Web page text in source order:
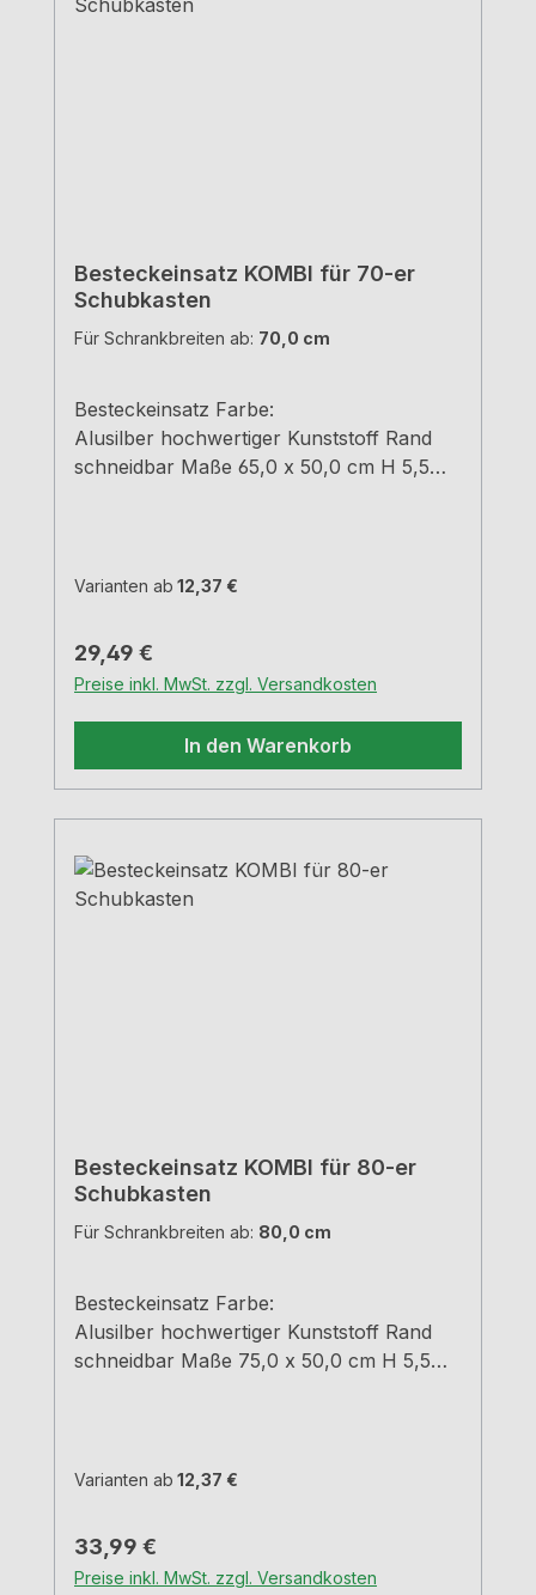
Besteckeinsatz KOMBI für 70-er
Schubkasten
Für Schrankbreiten ab: 70,0 cm
Besteckeinsatz Farbe:
Alusilber hochwertiger Kunststoff Rand
schneidbar Maße 65,0 x 50,0 cm H 5,5
Varianten ab 12,37 €
Regulärer Preis:
29,49 €
Preise inkl. MwSt. zzgl. Versandkosten
In den Warenkorb
Besteckeinsatz KOMBI für 80-er
Schubkasten
Für Schrankbreiten ab: 80,0 cm
Besteckeinsatz Farbe:
Alusilber hochwertiger Kunststoff Rand
schneidbar Maße 75,0 x 50,0 cm H 5,5
Varianten ab 12,37 €
Regulärer Preis:
33,99 €
Preise inkl. MwSt. zzgl. Versandkosten